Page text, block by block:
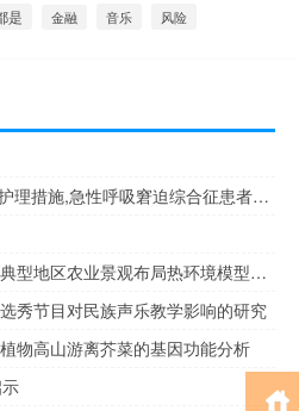
是 金融 音乐 风险
ARDS患儿机械通气治疗的护理措施,急性呼吸窘迫综合征患者使用的最长机械通气模式是什么？
40000字硕士毕业论文黄河典型地区农业景观布局热环境模型研究
秀节目对民族声乐教学影响的研究
物高山游离芥菜的基因功能分析